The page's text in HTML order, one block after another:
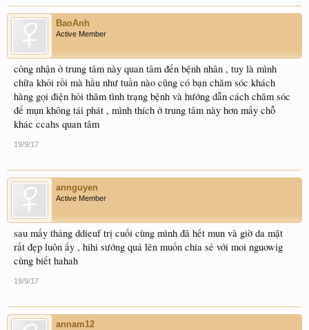
BaoAnh
Active Member
công nhận ở trung tâm này quan tâm đến bệnh nhân , tuy là mình
chữa khỏi rồi mà hầu như tuần nào cũng có bạn chăm sóc khách
hàng gọi điện hỏi thăm tình trạng bệnh và hướng dẫn cách chăm sóc
để mụn không tái phát , mình thích ở trung tâm này hơn mấy chỗ
khác ccahs quan tâm
19/9/17
annguyen
Active Member
sau mấy tháng ddieuf trị cuối cùng mình đã hết mun và giờ da mặt
rất đẹp luôn ấy , hihi sướng quá lên muốn chia sẻ với moi nguowig
cùng biết hahah
19/9/17
annam12